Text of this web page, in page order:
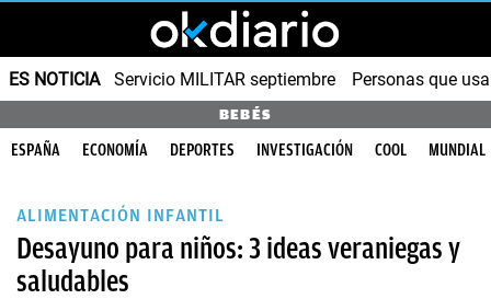
ES NOTICIA Servicio MILITAR septiembre Personas que
BEBÉS
ESPAÑA ECONOMÍA DEPORTES INVESTIGACIÓN COOL MUNDIAL
ALIMENTACIÓN INFANTIL
Desayuno para niños: 3 ideas veraniegas y
saludables